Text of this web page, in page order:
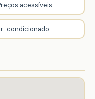
acessíveis
condicionado